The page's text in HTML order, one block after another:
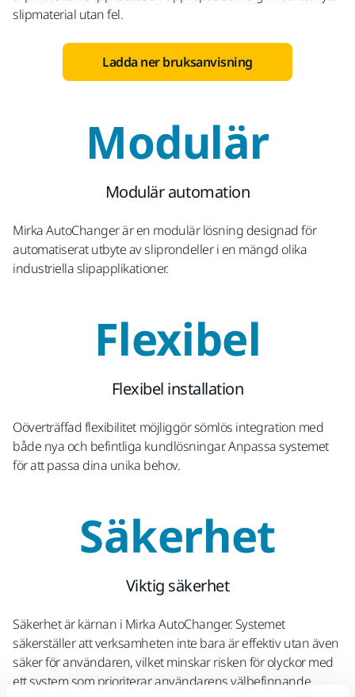
slipmaterial utan fel.
Ladda ner bruksanvisning
Modulär
Modulär automation
Mirka AutoChanger är en modulär lösning designad för
automatiserat utbyte av sliprondeller i en mängd olika
industriella slipapplikationer.
Flexibel
Flexibel installation
Oöverträffad flexibilitet möjliggör sömlös integration med
både nya och befintliga kundlösningar. Anpassa systemet
för att passa dina unika behov.
Säkerhet
Viktig säkerhet
Säkerhet är kärnan i Mirka AutoChanger. Systemet
säkerställer att verksamheten inte bara är effektiv utan även
säker för användaren, vilket minskar risken för olyckor med
ett system som prioriterar användarens välbefinnande.